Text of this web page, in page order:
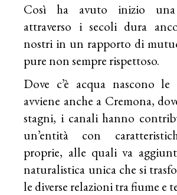
Così ha avuto inizio
attraverso i secoli dura
nostri in un rapporto di
pure non sempre rispettoso.
Dove c’è acqua nascono
avviene anche a Cremona,
stagni, i canali hanno
un’entità con
proprie, alle quali va
naturalistica unica che si
le diverse relazioni tra fiume e